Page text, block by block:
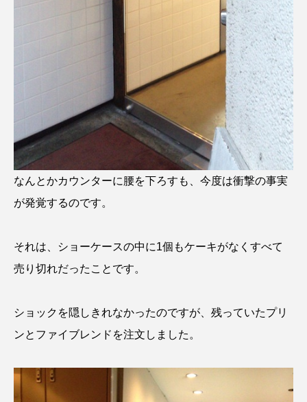
なんとかカウンターに腰を下ろすも、今度は衝撃の事実
が発覚するのです。
それは、ショーケースの中に1個もケーキがなくすべて
売り切れだったことです。
ショックを隠しきれなかったのですが、残っていたプリ
ンとファイブレンドを注文しました。